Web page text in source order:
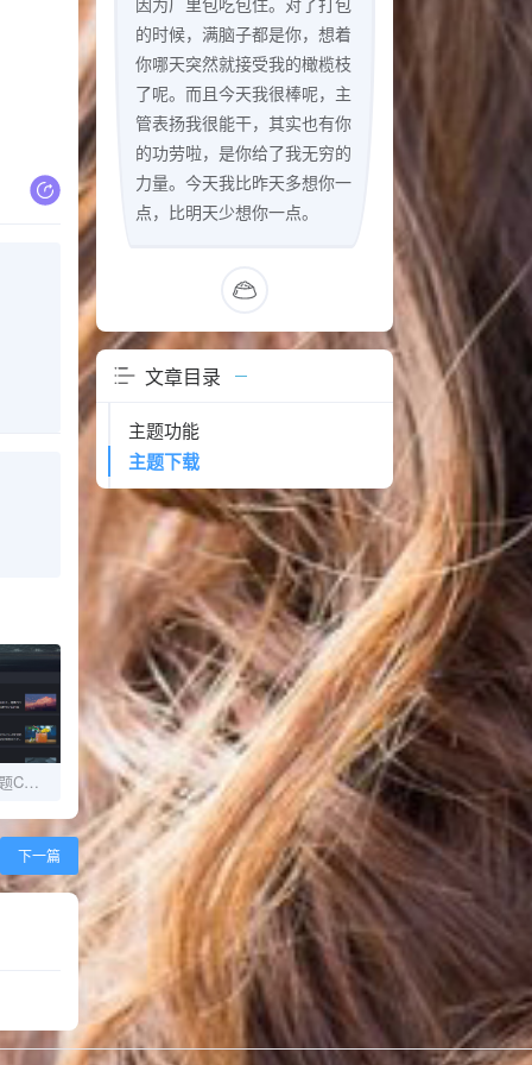
Typecho优雅纯粹的主题Chaos
下一篇
的时候，满脑子都是你，想着
你哪天突然就接受我的橄榄枝
了呢。而且今天我很棒呢，主
管表扬我很能干，其实也有你
的功劳啦，是你给了我无穷的
力量。今天我比昨天多想你一
点，比明天少想你一点。
文章目录
主题功能
主题下载